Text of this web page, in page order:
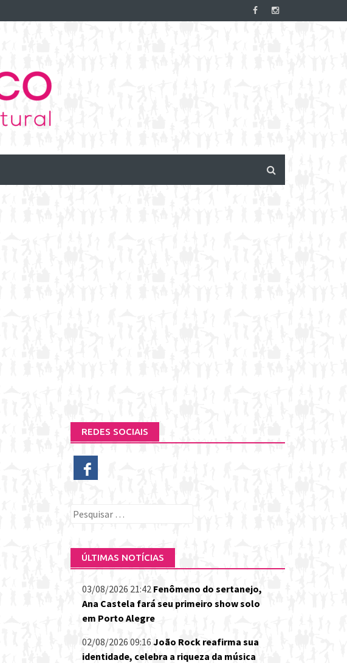
REDES SOCIAIS
Pesquisar
ÚLTIMAS NOTÍCIAS
03/08/2026 21:42 Fenômeno do sertanejo,
Ana Castela fará seu primeiro show solo
em Porto Alegre
02/08/2026 09:16 João Rock reafirma sua
identidade, celebra a riqueza da música